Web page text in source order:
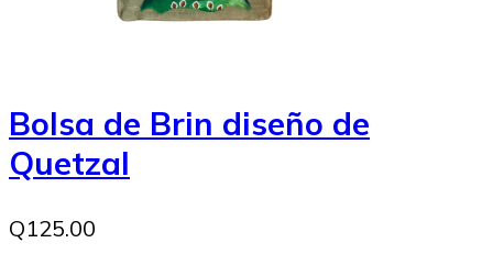
Bolsa de Brin diseño de
Quetzal
Q125.00